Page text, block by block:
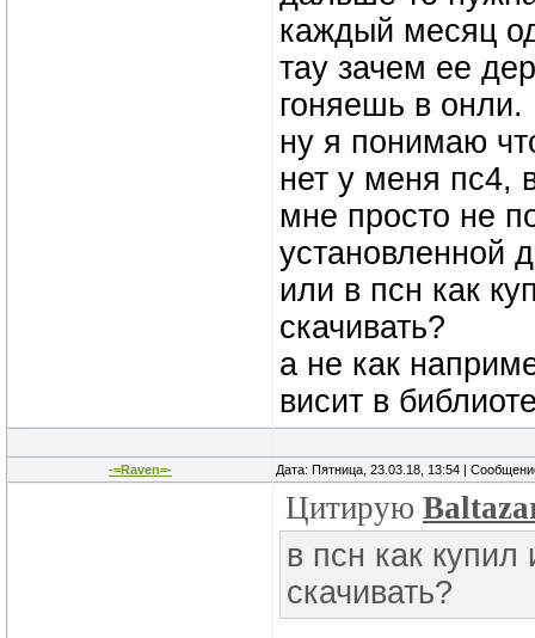
каждый месяц
тау зачем ее
гоняешь в онли.
ну я понимаю
нет у меня пс4,
мне просто не
установленной
или в псн как
скачивать?
а не как
висит в
-=Raven=- Дата: Пятница, 23.03.18, 13:54 |
Цитирую
в псн как
скачивать?